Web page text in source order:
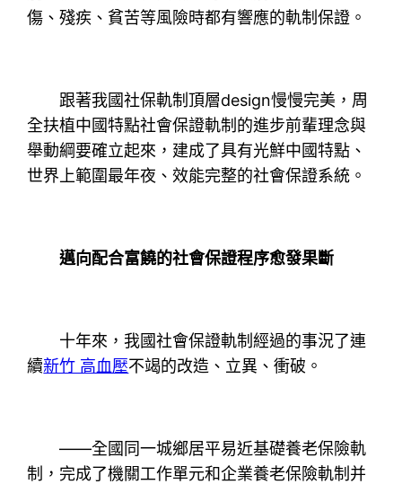
傷、殘疾、貧苦等風險時都有響應的軌制保證。
跟著我國社保軌制頂層design慢慢完美，周
全扶植中國特點社會保證軌制的進步前輩理念與
舉動綱要確立起來，建成了具有光鮮中國特點、
世界上範圍最年夜、效能完整的社會保證系統。
邁向配合富饒的社會保證程序愈發果斷
十年來，我國社會保證軌制經過的事況了連
續新竹 高血壓不竭的改造、立異、衝破。
——全國同一城鄉居平易近基礎養老保險軌
制，完成了機關工作單元和企業養老保險軌制并